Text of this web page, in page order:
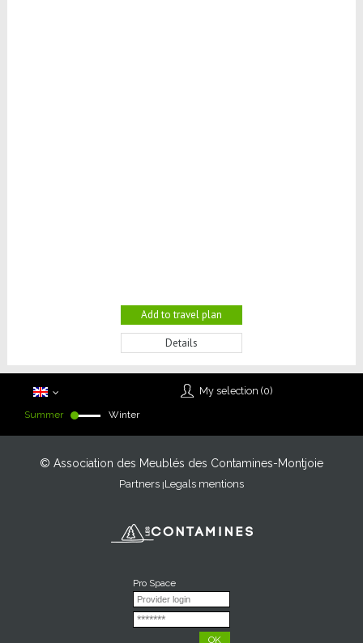
Add to travel plan
Details
My selection (0)
Summer Winter
© Association des Meublés des Contamines-Montjoie
Partners Legals mentions
Pro Space